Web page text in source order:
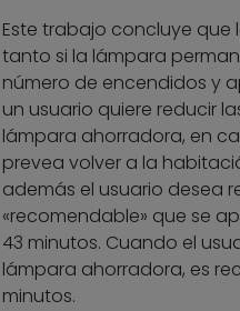
Este trabajo concluye
tanto si la lámpara
número de encendidos y
un usuario quiere reducir
lámpara ahorradora, en
prevea volver a la
además el usuario desea
«recomendable» que se
43 minutos. Cuando el
lámpara ahorradora, es
minutos.